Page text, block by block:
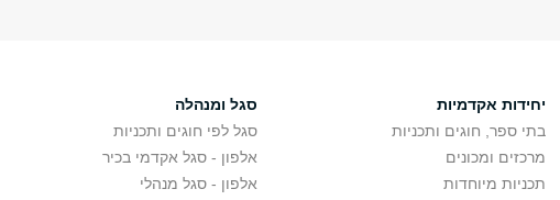
יחידות אקדמיות
בתי ספר, חוגים ותכניות
מרכזים ומכונים
תכניות מיוחדות
סגל ומנהלה
סגל לפי חוגים ותכניות
אלפון - סגל אקדמי בכיר
אלפון - סגל מנהלי